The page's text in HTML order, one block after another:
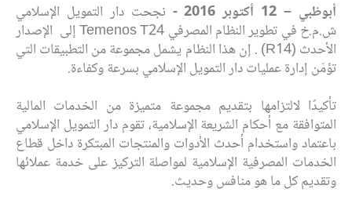
أبوظبي – 12 أكتوبر 2016 - نجحت دار التمويل الإسلامي
ش.م.خ في تطوير النظام المصرفي Temenos T24
إلى الإصدار
الأحدث
(R14) . إن هذا النظام يشمل مجموعة من التطبيقات التي
تؤمّن إدارة عمليات دار التمويل الإسلامي بسرعة وكفاءة.
تأكيدًا لالتزامها بتقديم مجموعة متميزة من الخدمات المالية
المتوافقة مع أحكام الشريعة الإسلامية، تقوم دار التمويل الإسلامي
باعتماد واستخدام أحدث الأدوات والمنتجات المبتكرة داخل قطاع
الخدمات المصرفية الإسلامية لمواصلة التركيز على خدمة عملائها
وتقديم كل ما هو منافس وحديث.